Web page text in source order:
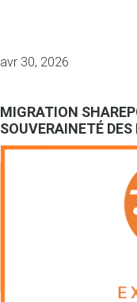
avr 30, 2026
MIGRATION
SOUVERAINETÉ